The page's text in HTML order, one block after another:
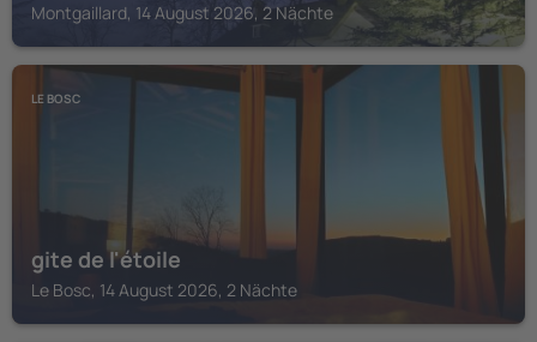
Montgaillard, 14 August 2026, 2 Nächte
LE BOSC
gite de l'étoile
Le Bosc, 14 August 2026, 2 Nächte